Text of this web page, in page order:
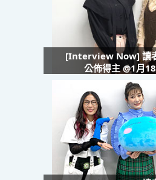
[Interview Now] 讀
公佈得主 @1月